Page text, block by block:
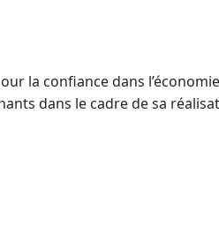
la confiance dans
dans le cadre de sa